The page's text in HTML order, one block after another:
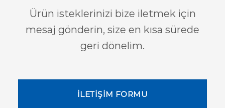
Ürün isteklerinizi bize iletmek için
mesaj gönderin, size en kısa sürede
geri dönelim.
İLETİŞİM FORMU